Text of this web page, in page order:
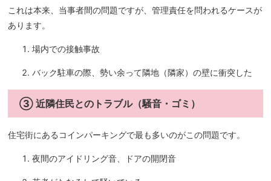
これは本来、当事者間の問題ですが、管理責任を問われるケースが
あります。
場内での接触事故
バック駐車の際、勢い余って隣地（隣家）の壁に衝突した
③ 近隣住民とのトラブル（騒音・ゴミ）
住宅街にあるコインパーキングで最も多いのがこの問題です。
夜間のアイドリング音、ドアの開閉音